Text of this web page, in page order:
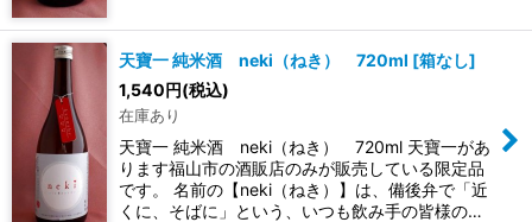
天寶一 純米酒 neki（ねき） 720ml [箱なし]
1,540円(税込)
在庫あり
天寶一 純米酒 neki（ねき） 720ml 天寶一があ
ります福山市の酒販店のみが販売している限定品
です。 名前の【neki（ねき）】は、備後弁で「近
くに、そばに」という、いつも飲み手の皆様の…